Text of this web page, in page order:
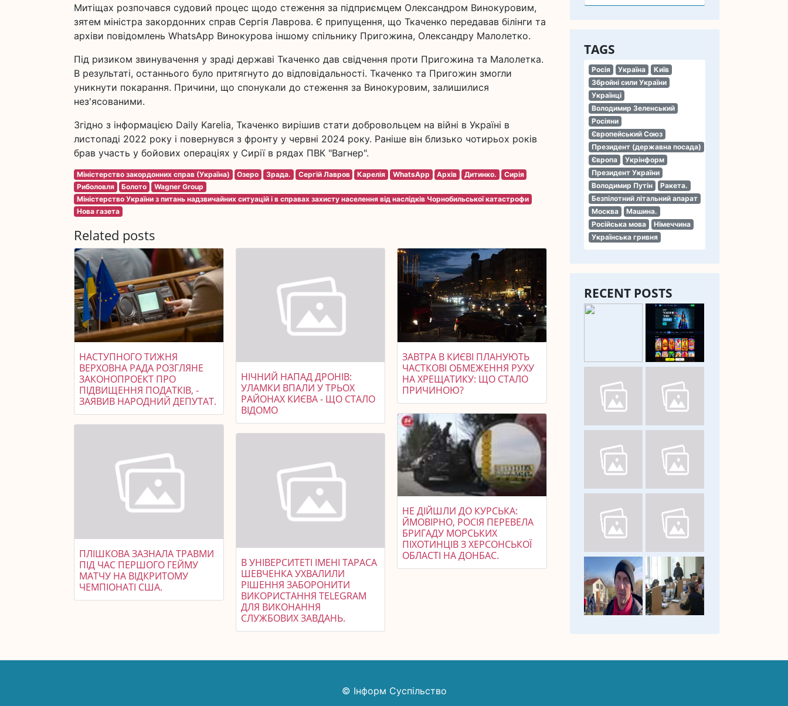
TAGS
Росія Україна
Київ
Збройні сили України
Українці
Володимир Зеленський
Росіяни
Європейський Союз
Президент (державна посада)
Європа
Укрінформ
Президент України
Володимир Путін
Ракета.
Безпілотний літальний апарат
Москва
Машина.
Російська мова
Німеччина
Українська гривня
RECENT POSTS
Митіщах розпочався судовий процес щодо стеження за підприємцем Олександром Винокуровим,
зятем міністра закордонних справ Сергія Лаврова. Є припущення, що Ткаченко передавав білінги та
архіви повідомлень WhatsApp Винокурова іншому спільнику Пригожина, Олександру Малолетко.
Під ризиком звинувачення у зраді державі Ткаченко дав свідчення проти Пригожина та Малолетка.
В результаті, останнього було притягнуто до відповідальності. Ткаченко та Пригожин змогли
уникнути покарання. Причини, що спонукали до стеження за Винокуровим, залишилися
нез'ясованими.
Згідно з інформацією Daily Karelia, Ткаченко вирішив стати добровольцем на війні в Україні в
листопаді 2022 року і повернувся з фронту у червні 2024 року. Раніше він близько чотирьох років
брав участь у бойових операціях у Сирії в рядах ПВК "Вагнер".
Міністерство закордонних справ (Україна) Озеро Зрада. Сергій Лавров Карелія WhatsApp Архів Дитинко.
Сирія
Риболовля
Болото
Wagner Group
Міністерство України з питань надзвичайних ситуацій і в справах захисту населення від наслідків Чорнобильської катастрофи
Нова газета
Related posts
НАСТУПНОГО ТИЖНЯ
ВЕРХОВНА РАДА РОЗГЛЯНЕ
ЗАКОНОПРОЕКТ ПРО
ПІДВИЩЕННЯ ПОДАТКІВ, -
ЗАЯВИВ НАРОДНИЙ ДЕПУТАТ.
ПЛІШКОВА ЗАЗНАЛА ТРАВМИ
ПІД ЧАС ПЕРШОГО ГЕЙМУ
МАТЧУ НА ВІДКРИТОМУ
ЧЕМПІОНАТІ США.
НІЧНИЙ НАПАД ДРОНІВ:
УЛАМКИ ВПАЛИ У ТРЬОХ
РАЙОНАХ КИЄВА - ЩО СТАЛО
ВІДОМО
В УНІВЕРСИТЕТІ ІМЕНІ ТАРАСА
ШЕВЧЕНКА УХВАЛИЛИ
РІШЕННЯ ЗАБОРОНИТИ
ВИКОРИСТАННЯ TELEGRAM
ДЛЯ ВИКОНАННЯ
СЛУЖБОВИХ ЗАВДАНЬ.
ЗАВТРА В КИЄВІ ПЛАНУЮТЬ
ЧАСТКОВІ ОБМЕЖЕННЯ РУХУ
НА ХРЕЩАТИКУ: ЩО СТАЛО
ПРИЧИНОЮ?
НЕ ДІЙШЛИ ДО КУРСЬКА:
ЙМОВІРНО, РОСІЯ ПЕРЕВЕЛА
БРИГАДУ МОРСЬКИХ
ПІХОТИНЦІВ З ХЕРСОНСЬКОЇ
ОБЛАСТІ НА ДОНБАС.
© Інформ Суспільство